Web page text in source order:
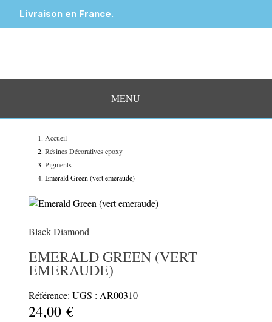
Livraison en France.
MENU
Accueil
Résines Décoratives epoxy
Pigments
Emerald Green (vert emeraude)
Black Diamond
EMERALD GREEN (VERT
EMERAUDE)
Référence: UGS : AR00310
24,00 €